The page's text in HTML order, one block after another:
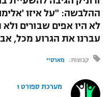
לוח שידורים
ברחבה
"מעל הליגה" – פודקאסט
הפועל חיפה
הפועל באר שבע
בני יהודה
ליגה טורקית
ליגה סינית
ליגה ברזילאית
ליגות נוספות
ג'ודו
אגרוף
ספורט אולימפי
UFC
ההלבשה: "על איזו
לא היו אפים שבורים
עברנו את הגרוע מכל,
קבוצות: מארסיי
מערכת ספורט 1